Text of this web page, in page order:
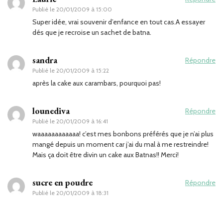
Publié le 20/01/2009 à 15:00
Super idée, vrai souvenir d’enfance en tout cas.A essayer
dés que je recroise un sachet de batna.
sandra
Publié le 20/01/2009 à 15:22
Répondre
après la cake aux carambars, pourquoi pas!
lounediva
Publié le 20/01/2009 à 16:41
Répondre
waaaaaaaaaaaa! c’est mes bonbons préférés que je n’ai plus
mangé depuis un moment car j’ai du mal à me restreindre!
Mais ça doit être divin un cake aux Batnas!! Merci!
sucre en poudre
Publié le 20/01/2009 à 18:31
Répondre